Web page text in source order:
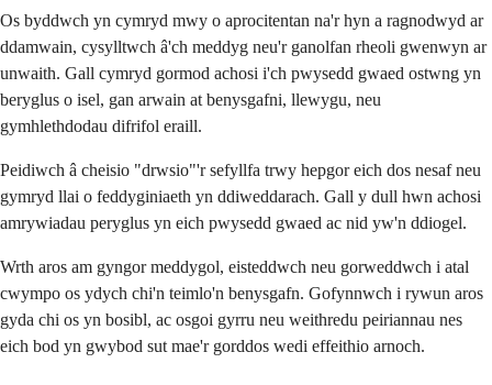
Os byddwch yn cymryd mwy o aprocitentan na'r hyn a ragnodwyd ar
ddamwain, cysylltwch â'ch meddyg neu'r ganolfan rheoli gwenwyn ar
unwaith. Gall cymryd gormod achosi i'ch pwysedd gwaed ostwng yn
beryglus o isel, gan arwain at benysgafni, llewygu, neu
gymhlethdodau difrifol eraill.
Peidiwch â cheisio "drwsio"'r sefyllfa trwy hepgor eich dos nesaf neu
gymryd llai o feddyginiaeth yn ddiweddarach. Gall y dull hwn achosi
amrywiadau peryglus yn eich pwysedd gwaed ac nid yw'n ddiogel.
Wrth aros am gyngor meddygol, eisteddwch neu gorweddwch i atal
cwympo os ydych chi'n teimlo'n benysgafn. Gofynnwch i rywun aros
gyda chi os yn bosibl, ac osgoi gyrru neu weithredu peiriannau nes
eich bod yn gwybod sut mae'r gorddos wedi effeithio arnoch.